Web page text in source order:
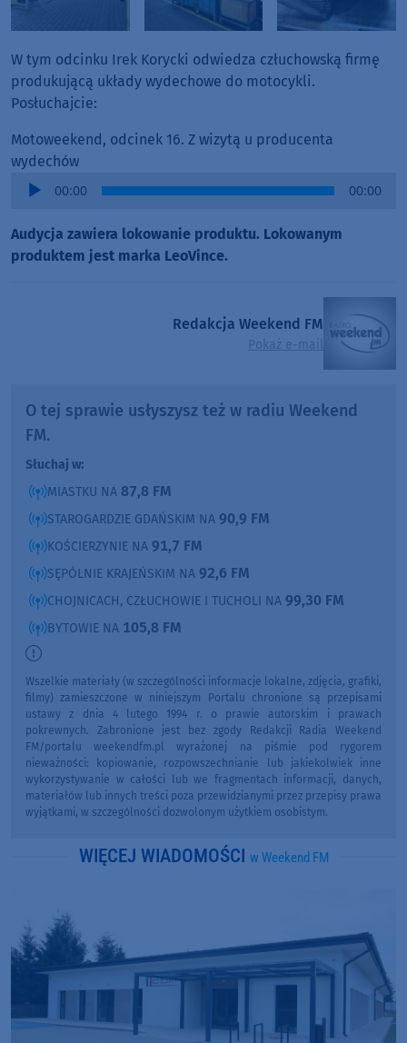
W tym odcinku Irek Korycki odwiedza człuchowską firmę
produkującą układy wydechowe do motocykli.
Posłuchajcie:
Motoweekend, odcinek 16. Z wizytą u producenta
wydechów
Audio
00:00 00:00
Audycja zawiera lokowanie produktu. Lokowanym
produktem jest marka LeoVince.
Redakcja Weekend FM
Pokaż e-mail
O tej sprawie usłyszysz też w radiu Weekend
FM.
Słuchaj w:
MIASTKU NA 87,8 FM
STAROGARDZIE GDAŃSKIM NA 90,9 FM
KOŚCIERZYNIE NA 91,7 FM
SĘPÓLNIE KRAJEŃSKIM NA 92,6 FM
CHOJNICACH, CZŁUCHOWIE I TUCHOLI NA 99,30 FM
BYTOWIE NA 105,8 FM
Wszelkie materiały (w szczególności informacje lokalne, zdjęcia, grafiki,
filmy) zamieszczone w niniejszym Portalu chronione są przepisami
ustawy z dnia 4 lutego 1994 r. o prawie autorskim i prawach
pokrewnych. Zabronione jest bez zgody Redakcji Radia Weekend
FM/portalu weekendfm.pl wyrażonej na piśmie pod rygorem
nieważności: kopiowanie, rozpowszechnianie lub jakiekolwiek inne
wykorzystywanie w całości lub we fragmentach informacji, danych,
materiałów lub innych treści poza przewidzianymi przez przepisy prawa
wyjątkami, w szczególności dozwolonym użytkiem osobistym.
WIĘCEJ WIADOMOŚCI w Weekend FM